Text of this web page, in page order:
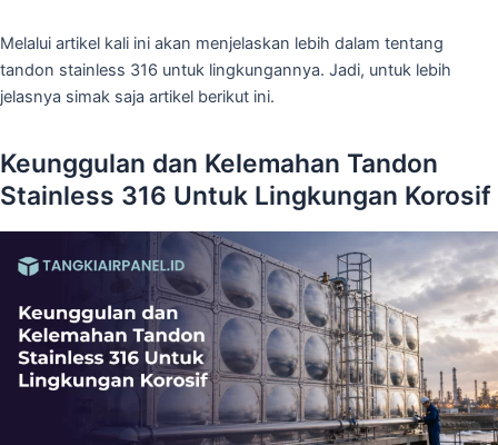
Melalui artikel kali ini akan menjelaskan lebih dalam tentang
tandon stainless 316 untuk lingkungannya. Jadi, untuk lebih
jelasnya simak saja artikel berikut ini.
Keunggulan dan Kelemahan Tandon
Stainless 316 Untuk Lingkungan Korosif